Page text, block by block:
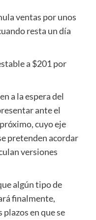
ventas por unos
resta un día
a $201 por
a la espera del
ante el
cuyo eje
pretenden acordar
versiones
algún tipo de
finalmente,
en que se